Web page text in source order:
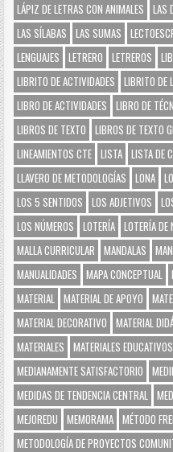
LÁPIZ DE LETRAS CON ANIMALES
LAS
LAS SÍLABAS
LAS SUMAS
LENGUAJES
LETRERO LETREROS
LIBRITO DE ACTIVIDADES
LIBRITO DE
LIBRO DE ACTIVIDADES
LIBRO DE
LIBROS DE TEXTO
LIBROS DE TEXTO
LINEAMIENTOS CTE LISTA LISTA DE
LLAVERO DE METODOLOGÍAS
LONA
LOS 5 SENTIDOS
LOS ADJETIVOS
LOS NÚMEROS
LOTERÍA LOTERÍA DE
MALLA CURRICULAR
MANDALAS
MANUALIDADES
MAPA CONCEPTUAL
MATERIAL MATERIAL DE APOYO
MATERIAL DECORATIVO
MATERIAL
MATERIALES
MATERIALES EDUCATIVOS
MEDIANAMENTE SATISFACTORIO
MEDIDAS DE TENDENCIA CENTRAL
MEJOREDU
MEMORAMA MÉTODO
METODOLOGÍA DE PROYECTOS